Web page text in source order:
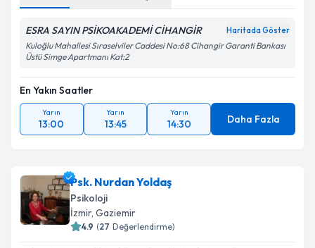
ESRA SAYIN PSİKOAKADEMİ CİHANGİR Haritada Göster
Kuloğlu Mahallesi Sıraselviler Caddesi No:68 Cihangir Garanti Bankası
Üstü Simge Apartmanı Kat:2
En Yakın Saatler
Yarın
13:00
Yarın
13:45
Yarın
14:30 Daha Fazla
Psk. Nurdan Yoldaş
Psikoloji
İzmir, Gaziemir
4.9 (27 Değerlendirme)